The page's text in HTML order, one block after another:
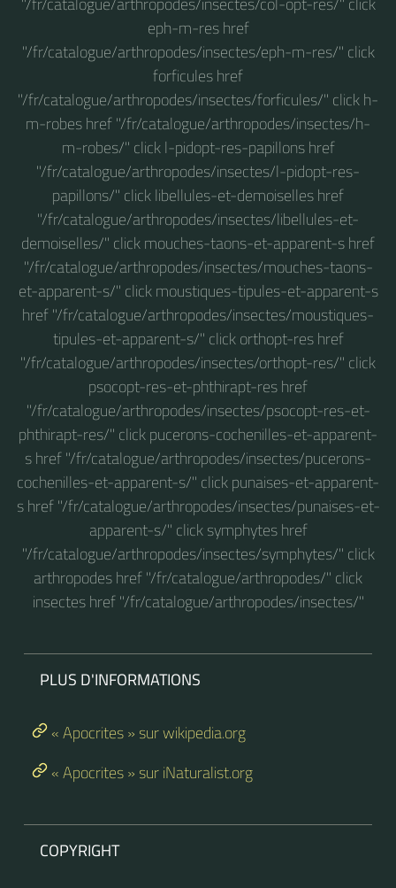
eph-m-res href
"/fr/catalogue/arthropodes/insectes/eph-m-res/" click
forficules href
"/fr/catalogue/arthropodes/insectes/forficules/" click h-
m-robes href "/fr/catalogue/arthropodes/insectes/h-
m-robes/" click l-pidopt-res-papillons href
"/fr/catalogue/arthropodes/insectes/l-pidopt-res-
papillons/" click libellules-et-demoiselles href
"/fr/catalogue/arthropodes/insectes/libellules-et-
demoiselles/" click mouches-taons-et-apparent-s href
"/fr/catalogue/arthropodes/insectes/mouches-taons-
et-apparent-s/" click moustiques-tipules-et-apparent-s
href "/fr/catalogue/arthropodes/insectes/moustiques-
tipules-et-apparent-s/" click orthopt-res href
"/fr/catalogue/arthropodes/insectes/orthopt-res/" click
psocopt-res-et-phthirapt-res href
"/fr/catalogue/arthropodes/insectes/psocopt-res-et-
phthirapt-res/" click pucerons-cochenilles-et-apparent-
s href "/fr/catalogue/arthropodes/insectes/pucerons-
cochenilles-et-apparent-s/" click punaises-et-apparent-
s href "/fr/catalogue/arthropodes/insectes/punaises-et-
apparent-s/" click symphytes href
"/fr/catalogue/arthropodes/insectes/symphytes/" click
arthropodes href "/fr/catalogue/arthropodes/" click
insectes href "/fr/catalogue/arthropodes/insectes/"
PLUS D'INFORMATIONS
« Apocrites » sur wikipedia.org
« Apocrites » sur iNaturalist.org
COPYRIGHT